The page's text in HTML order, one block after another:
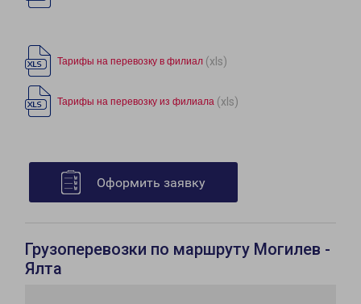
Тарифы на перевозку в филиал (xls)
Тарифы на перевозку из филиала (xls)
Оформить заявку
Грузоперевозки по маршруту Могилев -
Ялта